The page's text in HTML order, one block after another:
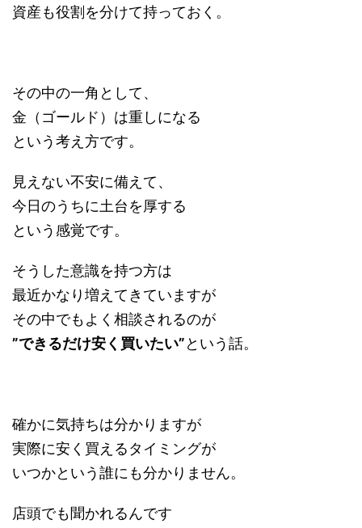
資産も役割を分けて持っておく。
その中の一角として、
金（ゴールド）は重しになる
という考え方です。
見えない不安に備えて、
今日のうちに土台を厚する
という感覚です。
そうした意識を持つ方は
最近かなり増えてきていますが
その中でもよく相談されるのが
”できるだけ安く買いたい”という話。
確かに気持ちは分かりますが
実際に安く買えるタイミングが
いつかという誰にも分かりません。
店頭でも聞かれるんです